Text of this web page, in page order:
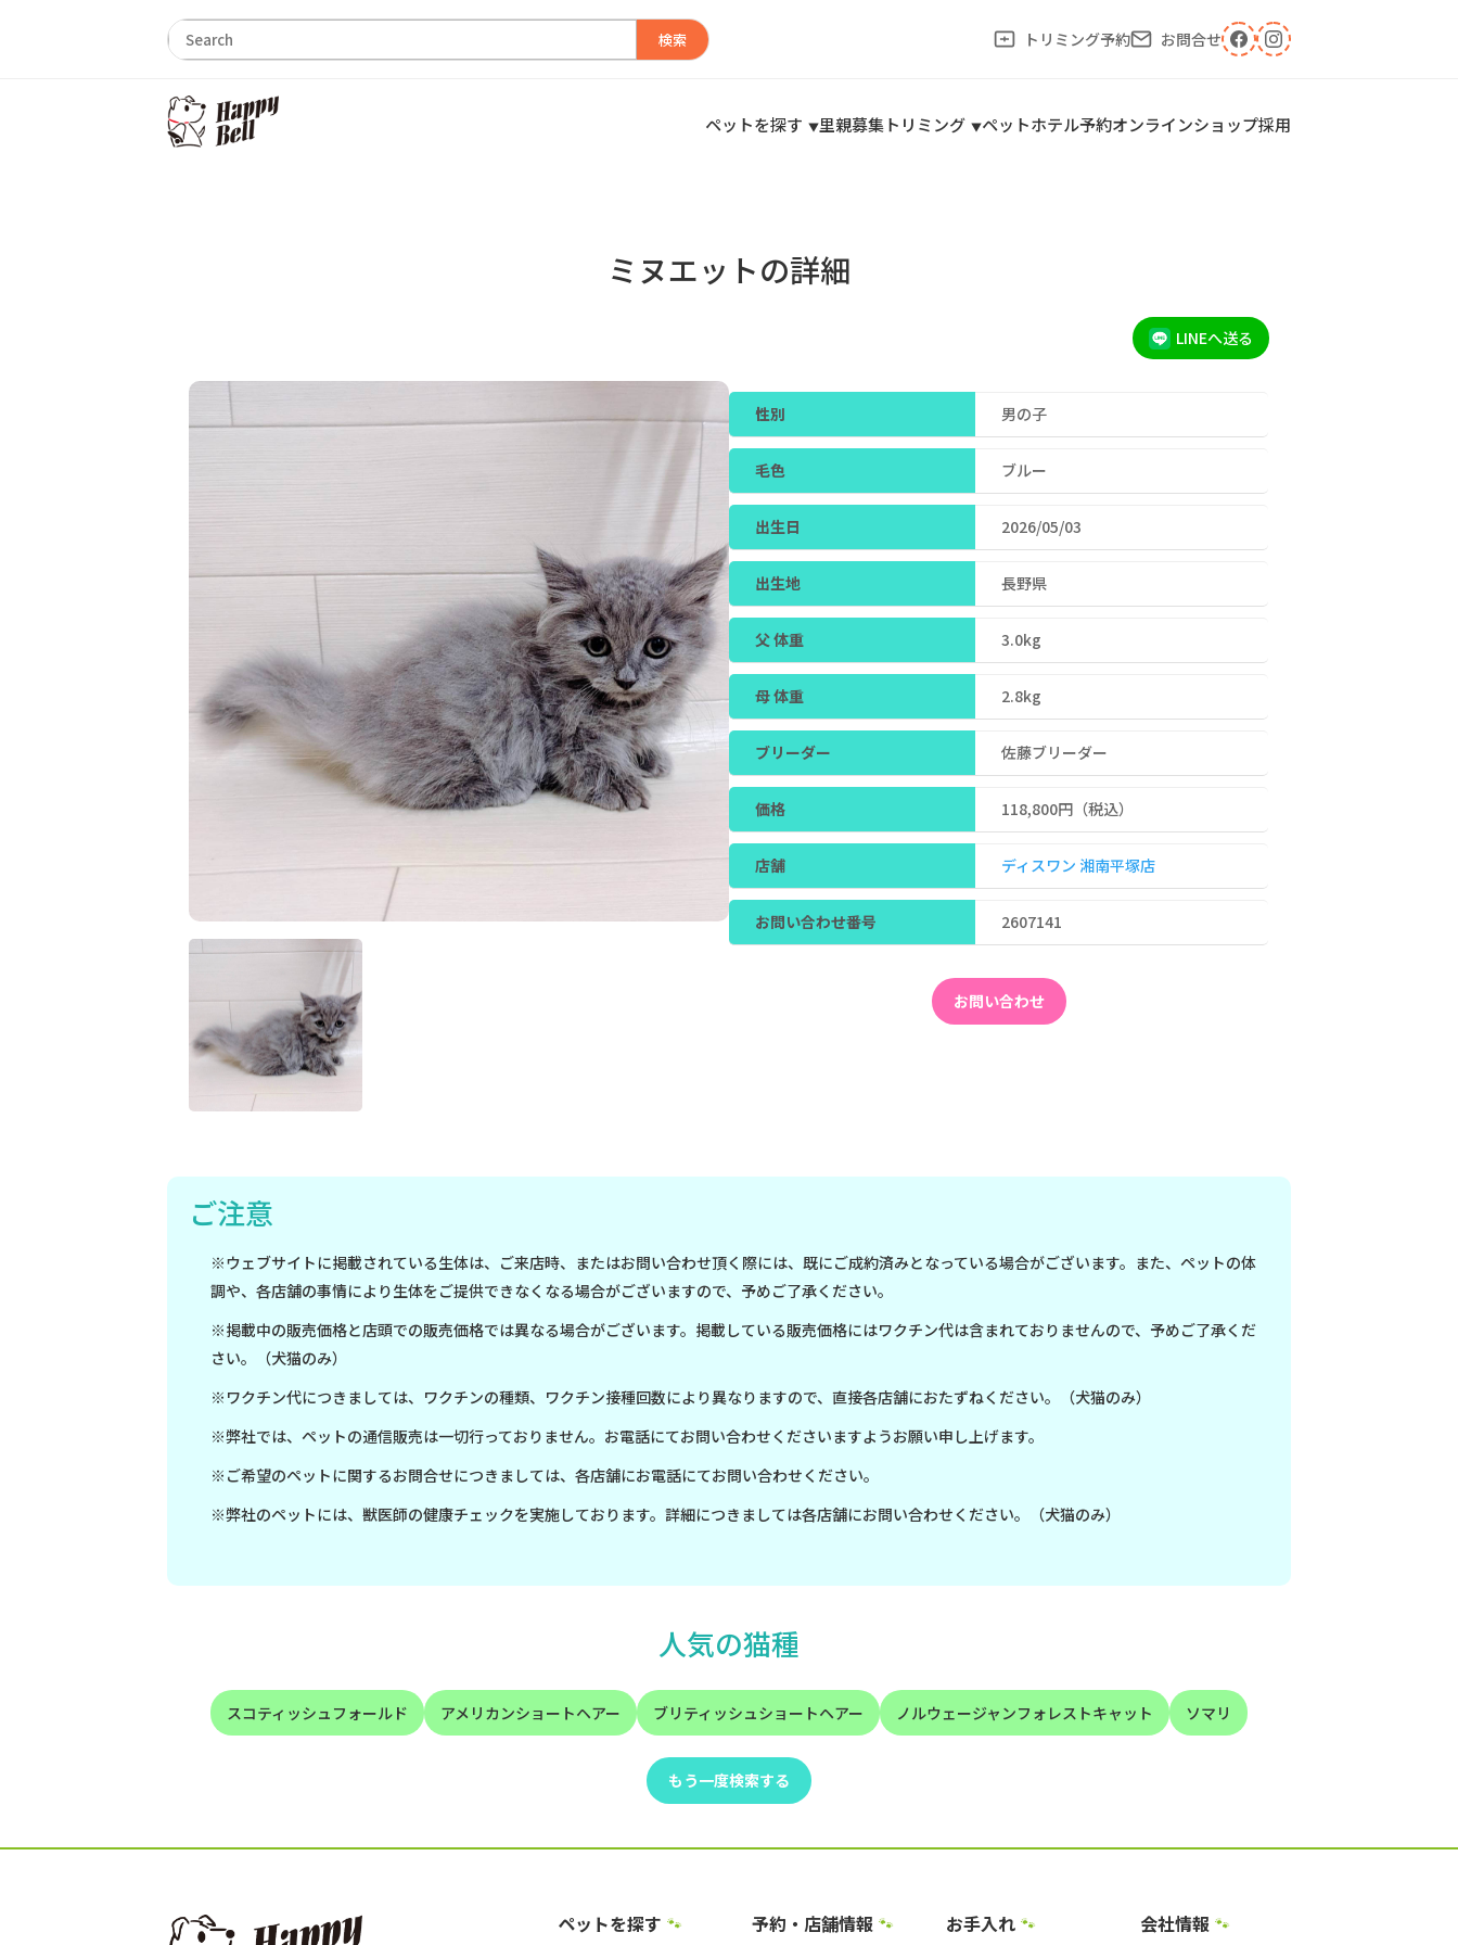
検索 トリミング予約 お問合せ
ペットを探す 里親募集トリミング ペットホテル予約オンラインショップ採用
ミヌエットの詳細
LINEへ送る
性別 男の子
毛色 ブルー
出生日 2026/05/03
出生地 長野県
父 体重 3.0kg
母 体重 2.8kg
ブリーダー 佐藤ブリーダー
価格 118,800円（税込）
店舗 ディスワン 湘南平塚店
お問い合わせ番号 2607141
お問い合わせ
ご注意
※ウェブサイトに掲載されている生体は、ご来店時、またはお問い合わせ頂く際には、既にご成約済みとなっている場合がございます。また、ペットの体
調や、各店舗の事情により生体をご提供できなくなる場合がございますので、予めご了承ください。
※掲載中の販売価格と店頭での販売価格では異なる場合がございます。掲載している販売価格にはワクチン代は含まれておりませんので、予めご了承くだ
さい。（犬猫のみ）
※ワクチン代につきましては、ワクチンの種類、ワクチン接種回数により異なりますので、直接各店舗におたずねください。（犬猫のみ）
※弊社では、ペットの通信販売は一切行っておりません。お電話にてお問い合わせくださいますようお願い申し上げます。
※ご希望のペットに関するお問合せにつきましては、各店舗にお電話にてお問い合わせください。
※弊社のペットには、獣医師の健康チェックを実施しております。詳細につきましては各店舗にお問い合わせください。（犬猫のみ）
人気の猫種
スコティッシュフォールド アメリカンショートヘアー ブリティッシュショートヘアー ノルウェージャンフォレストキャット ソマリ
もう一度検索する
ペットを探す 🐾 予約・店舗情報 🐾 お手入れ 🐾 会社情報 🐾